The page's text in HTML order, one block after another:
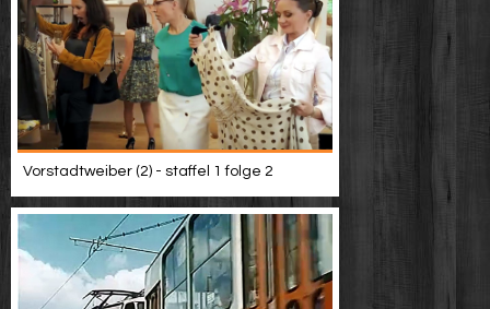
Vorstadtweiber (2) - staffel 1 folge 2